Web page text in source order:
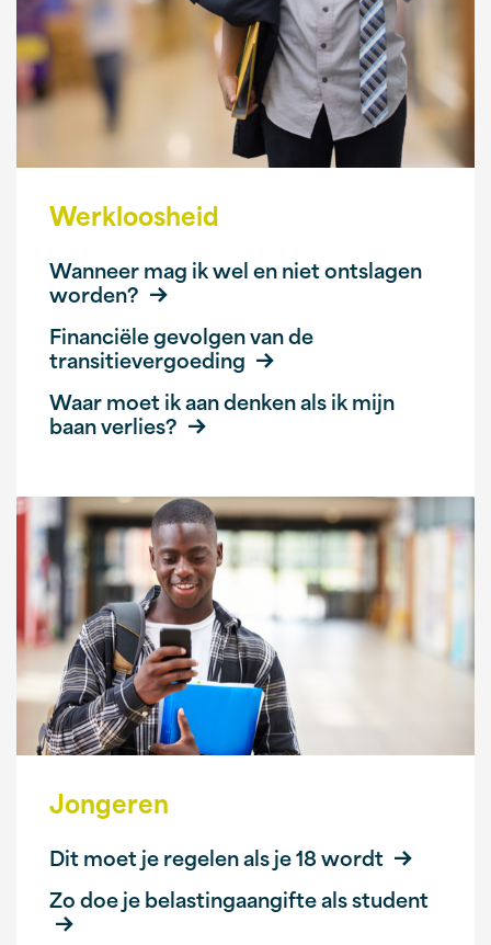
Werkloosheid
Wanneer mag ik wel en niet ontslagen
worden?
Financiële gevolgen van de
transitievergoeding
Waar moet ik aan denken als ik mijn
baan verlies?
Jongeren
Dit moet je regelen als je 18 wordt
Zo doe je belastingaangifte als student